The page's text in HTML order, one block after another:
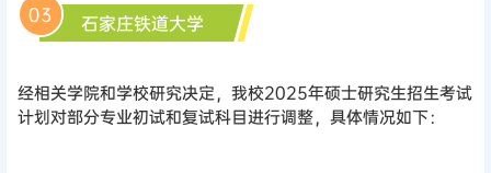
03 石家庄铁道大学
经相关学院和学校研究决定，我校2025年硕士研究生招生考试
计划对部分专业初试和复试科目进行调整，具体情况如下：